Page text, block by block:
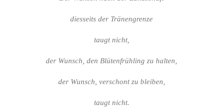
diesseits der Tränengrenze
taugt nicht,
der Wunsch, den Blütenfrühling zu halten,
der Wunsch, verschont zu bleiben,
taugt nicht.